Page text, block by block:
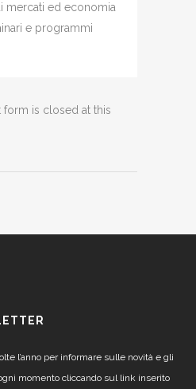
mercati ed economia
e programmi
form is closed at this
l’anno per informare sulle novità e gli
momento cliccando sul link inserito